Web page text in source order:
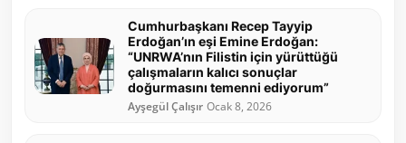
Cumhurbaşkanı Recep Tayyip
Erdoğan’ın eşi Emine Erdoğan:
“UNRWA’nın Filistin için yürüttüğü
çalışmaların kalıcı sonuçlar
doğurmasını temenni ediyorum”
Ayşegül Çalışır Ocak 8, 2026